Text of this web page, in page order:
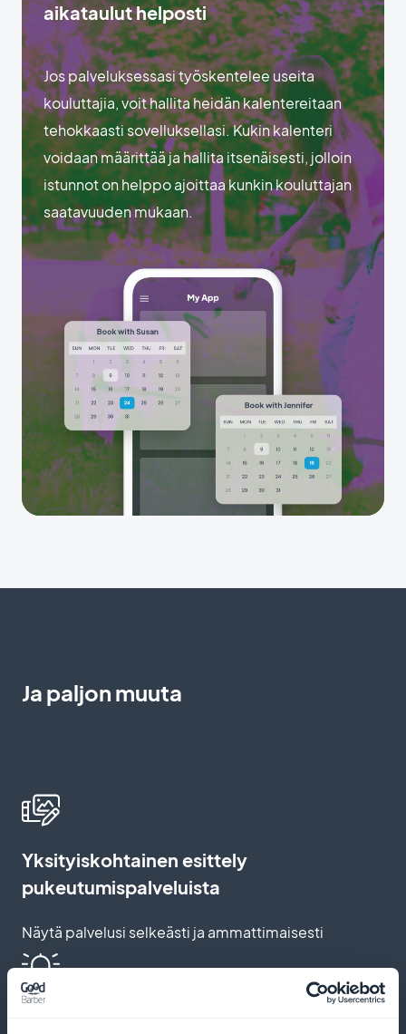
aikataulut helposti
Jos palveluksessasi työskentelee useita
kouluttajia, voit hallita heidän kalentereitaan
tehokkaasti sovelluksellasi. Kukin kalenteri
voidaan määrittää ja hallita itsenäisesti, jolloin
istunnot on helppo ajoittaa kunkin kouluttajan
saatavuuden mukaan.
Ja paljon muuta
Yksityiskohtainen esittely
pukeutumispalveluista
Näytä palvelusi selkeästi ja ammattimaisesti